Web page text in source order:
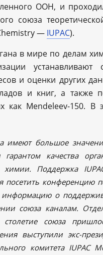
ООН, и
союза
— IUPAC).
в мире по делам
устанавливают
и оценки других
и книг, а также
Mendeleev-150. В
имеют большое
качества
Поддержка
посетить конференцию
информацию о
союза каналам. От
столетие союза
выступили экс-
комитета IUPAC